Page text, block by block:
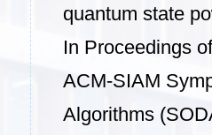
quantum state
In Proceedings
ACM-SIAM
Algorithms